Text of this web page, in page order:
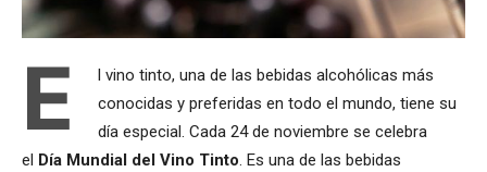
E
l vino tinto, una de las bebidas alcohólicas más
conocidas y preferidas en todo el mundo, tiene su
día especial. Cada 24 de noviembre se celebra
el Día Mundial del Vino Tinto. Es una de las bebidas